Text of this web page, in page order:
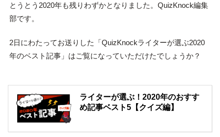
とうとう2020年も残りわずかとなりました。QuizKnock編集
部です。
2日にわたってお送りした「QuizKnockライターが選ぶ2020
年のベスト記事」はご覧になっていただけたでしょうか？
ライターが選ぶ！2020年のおすす
め記事ベスト5【クイズ編】